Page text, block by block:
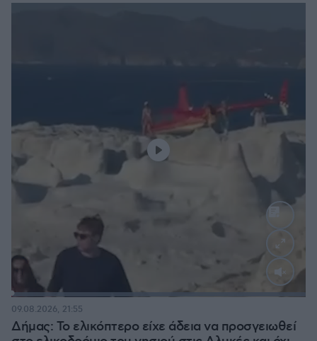
:
Δήμας: Το ελικόπτερο είχε άδεια να προσγειωθεί
09.08.2026, 21:55